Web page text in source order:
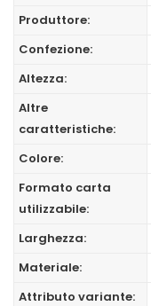
Produttore:
Confezione:
Altezza:
Altre
caratteristiche:
Colore:
Formato carta
utilizzabile:
Larghezza:
Materiale:
Attributo variante: